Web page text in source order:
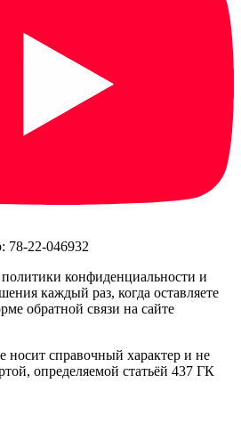
78-22-046932
конфиденциальности и
каждый раз, когда оставляете
обратной связи на сайте
носит справочный характер и не
определяемой статьёй 437 ГК